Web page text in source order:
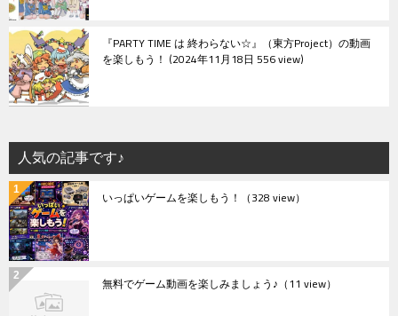
『PARTY TIME は 終わらない☆』（東方Project）の動画
を楽しもう！ 2024年11月18日 556 view
人気の記事です♪
いっぱいゲームを楽しもう！ （328 view）
無料でゲーム動画を楽しみましょう♪ （11 view）